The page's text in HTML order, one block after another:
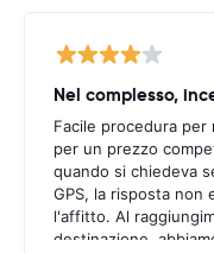
Facile procedura
per un prezzo
quando si chiedeva
GPS, la risposta non
l'affitto. Al
destinazione,